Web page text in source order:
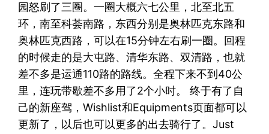
园怒刷了三圈。一圈大概六七公里，北至北五
环，南至科荟南路，东西分别是奥林匹克东路和
奥林匹克西路，可以在15分钟左右刷一圈。回程
的时候走的是大屯路、清华东路、双清路，也就
差不多是运通110路的路线。全程下来不到40公
里，连玩带歇差不多用了2个小时。 终于有了自
己的新座驾，Wishlist和Equipments页面都可以
更新了，以后也可以更多的出去骑行了。Just